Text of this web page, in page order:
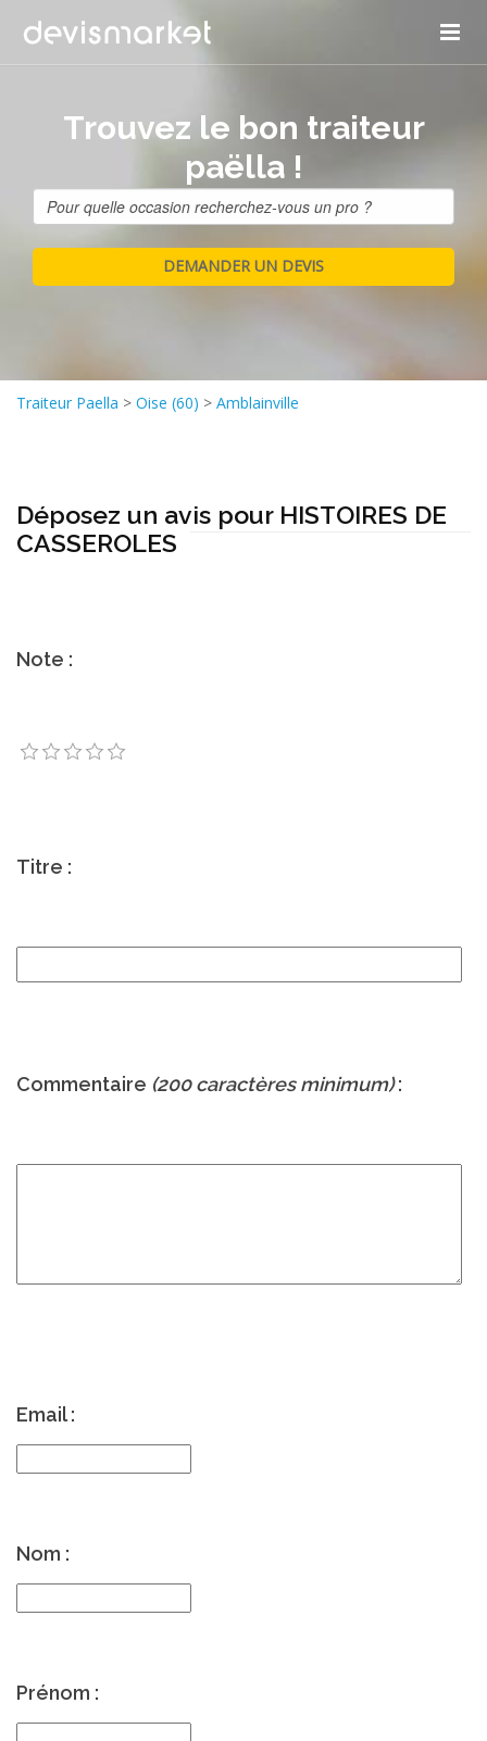
Trouvez le bon traiteur
paëlla !
Traiteur Paella > Oise (60) > Amblainville
Déposez un avis pour HISTOIRES DE
CASSEROLES
Note :
Titre :
Commentaire (200 caractères minimum):
Email :
Nom :
Prénom :